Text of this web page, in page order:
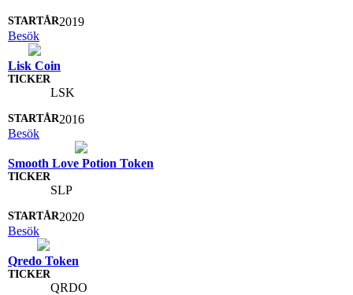
2019
Besök
Lisk Coin
LSK
2016
Besök
Smooth Love Potion Token
SLP
2020
Besök
Qredo Token
QRDO